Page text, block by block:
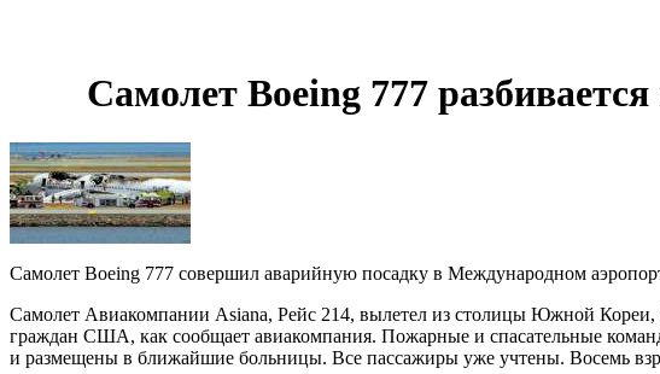
Самолет Boeing 777
Самолет Boeing 777 совершил аварийную посадку в Международном
Самолет Авиакомпании Asiana, Рейс 214, вылетел из столицы Южной
граждан США, как сообщает авиакомпания. Пожарные и спасательные
и размещены в ближайшие больницы. Все пассажиры уже учтены. Восемь